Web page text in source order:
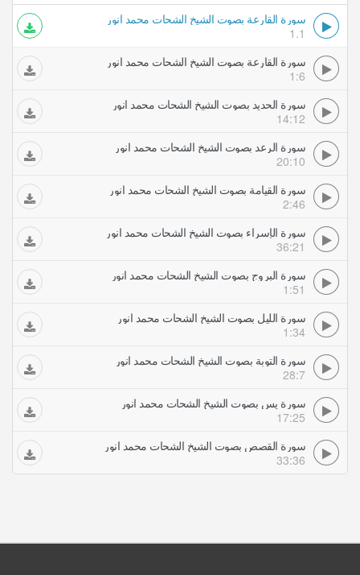
سورة القارعة بصوت الشيخ الشحات محمد انور
1.1
سورة القارعة بصوت الشيخ الشحات محمد انور
1:6
سورة الحديد بصوت الشيخ الشحات محمد انور
14:12
سورة الرعد بصوت الشيخ الشحات محمد انور
20:10
سورة القيامة بصوت الشيخ الشحات محمد انور
2:46
سورة الإسراء بصوت الشيخ الشحات محمد انور
36:21
سورة البروج بصوت الشيخ الشحات محمد انور
1:51
سورة الليل بصوت الشيخ الشحات محمد انور
1:34
سورة التوبة بصوت الشيخ الشحات محمد انور
28:7
سورة يس بصوت الشيخ الشحات محمد انور
17:25
سورة القصص بصوت الشيخ الشحات محمد انور
33:36